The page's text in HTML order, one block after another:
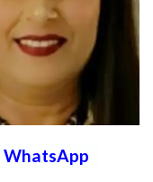
WhatsApp